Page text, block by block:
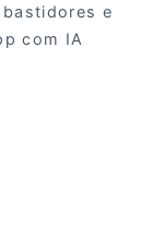
bastidores e
com IA